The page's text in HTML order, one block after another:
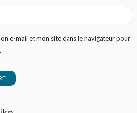
e-mail et mon site dans le navigateur pour